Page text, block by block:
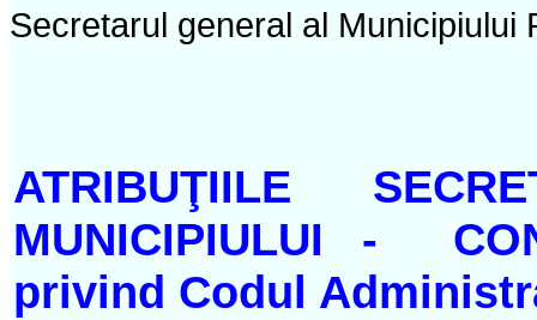
Secretarul general al Municipiului
ATRIBUŢIILE
MUNICIPIULUI -
privind Codul